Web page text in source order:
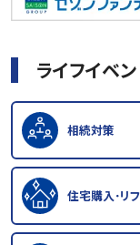
ライフイベ
相続対策
住宅購入･リ